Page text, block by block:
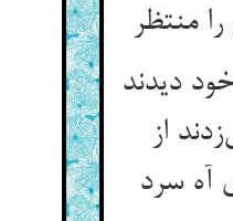
منتظر
دیدند
از
آه سرد